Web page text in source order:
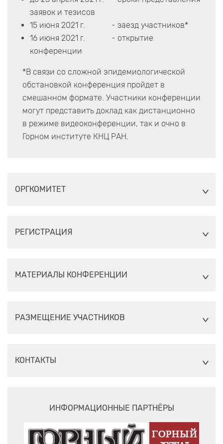
заявок и тезисов
15 июня 2021 г.
- заезд участников*
16 июня 2021 г.
- открытие
конференции
*В связи со сложной эпидемиологической
обстановкой конференция пройдет в
смешанном формате. Участники конференции
могут представить доклад как дистанционно
в режиме видеоконференции, так и очно в
Горном институте КНЦ РАН.
ОРГКОМИТЕТ
РЕГИСТРАЦИЯ
МАТЕРИАЛЫ КОНФЕРЕНЦИИ
РАЗМЕЩЕНИЕ УЧАСТНИКОВ
КОНТАКТЫ
ИНФОРМАЦИОННЫЕ ПАРТНЁРЫ